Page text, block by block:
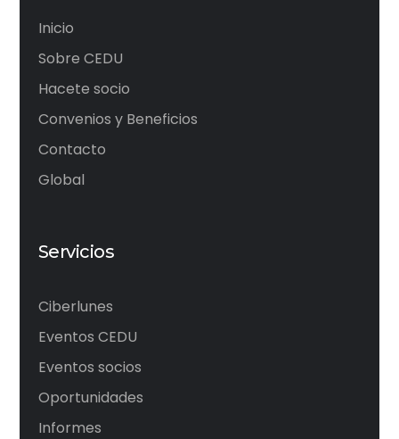
Inicio
Sobre CEDU
Hacete socio
Convenios y Beneficios
Contacto
Global
Servicios
Ciberlunes
Eventos CEDU
Eventos socios
Oportunidades
Informes